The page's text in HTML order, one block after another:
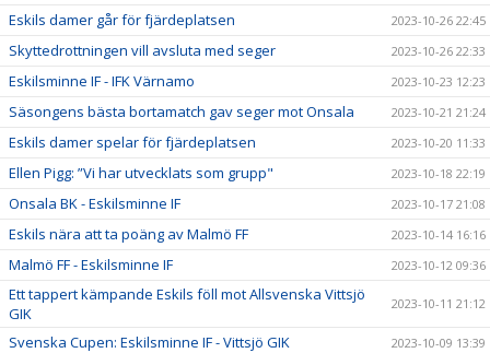
Eskils damer går för fjärdeplatsen 2023-10-26 22:45
Skyttedrottningen vill avsluta med seger 2023-10-26 22:33
Eskilsminne IF - IFK Värnamo 2023-10-23 12:23
Säsongens bästa bortamatch gav seger mot Onsala 2023-10-21 21:24
Eskils damer spelar för fjärdeplatsen 2023-10-20 11:33
Ellen Pigg: ”Vi har utvecklats som grupp" 2023-10-18 22:19
Onsala BK - Eskilsminne IF 2023-10-17 21:08
Eskils nära att ta poäng av Malmö FF 2023-10-14 16:16
Malmö FF - Eskilsminne IF 2023-10-12 09:36
Ett tappert kämpande Eskils föll mot Allsvenska Vittsjö
GIK
2023-10-11 21:12
Svenska Cupen: Eskilsminne IF - Vittsjö GIK 2023-10-09 13:39